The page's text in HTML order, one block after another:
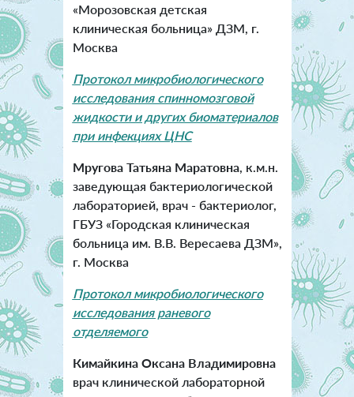
«Морозовская детская
клиническая больница» ДЗМ, г.
Москва
Протокол микробиологического
исследования спинномозговой
жидкости и других биоматериалов
при инфекциях ЦНС
Мругова Татьяна Маратовна, к.м.н.
заведующая бактериологической
лабораторией, врач - бактериолог,
ГБУЗ «Городская клиническая
больница им. В.В. Вересаева ДЗМ»,
г. Москва
Протокол микробиологического
исследования раневого
отделяемого
Кимайкина Оксана Владимировна
врач клинической лабораторной